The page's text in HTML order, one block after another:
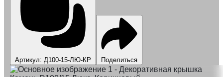
Артикул: Д100-15-ЛЮ-КР Поделиться